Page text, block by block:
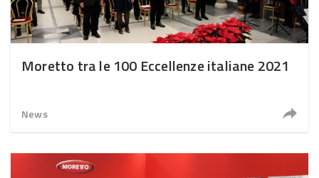
Moretto tra le 100 Eccellenze italiane 2021
News